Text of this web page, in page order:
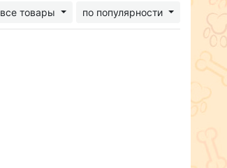
все товары по популярности